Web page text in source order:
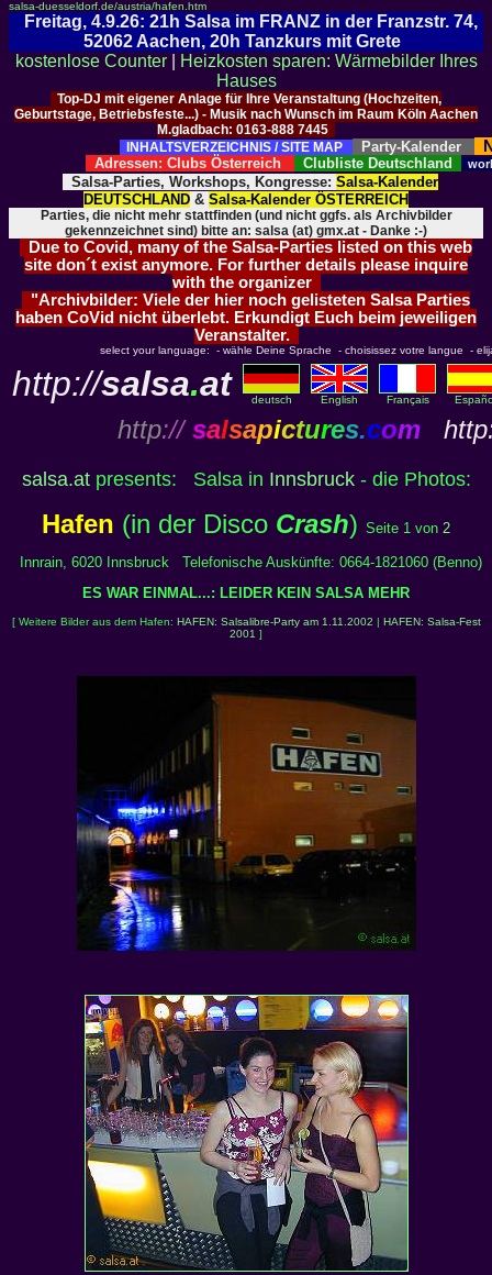
salsa-duesseldorf.de/austria/hafen.htm
Freitag, 4.9.26: 21h Salsa im FRANZ in der Franzstr. 74,
52062 Aachen, 20h Tanzkurs mit Grete
kostenlose Counter|
Heizkosten sparen: Wärmebilder Ihres
Hauses
Top-DJ mit eigener Anlage für Ihre Veranstaltung (Hochzeiten,
Geburtstage, Betriebsfeste...) - Musik nach Wunsch im Raum Köln Aachen
M.gladbach: 0163-888 7445
INHALTSVERZEICHNIS / SITE MAP
Party-Kalender
Adressen: Clubs Österreich Clubliste Deutschland
Salsa-Parties, Workshops, Kongresse: Salsa-Kalender
DEUTSCHLAND & Salsa-Kalender ÖSTERREICH
Parties, die nicht mehr stattfinden (und nicht ggfs. als Archivbilder
gekennzeichnet sind) bitte an: salsa (at) gmx.at - Danke :-)
Due to Covid, many of the Salsa-Parties listed on this web
site don´t exist anymore. For further details please inquire
with the organizer
"Archivbilder: Viele der hier noch gelisteten Salsa Parties
haben CoVid nicht überlebt. Erkundigt Euch beim jeweiligen
Veranstalter.
select your language: - wähle Deine Sprache - choisissez votre langue -
http://salsa.at deutsch English Français
http:// salsapictures.com
salsa.at presents: Salsa in Innsbruck- die Photos:
Hafen (in der Disco Crash) Seite 1 von 2
Innrain, 6020 Innsbruck Telefonische Auskünfte: 0664-1821060 (Benno)
ES WAR EINMAL...: LEIDER KEIN SALSA MEHR
[ Weitere Bilder aus dem Hafen: HAFEN: Salsalibre-Party am 1.11.2002 | HAFEN: Salsa-Fest
2001 ]